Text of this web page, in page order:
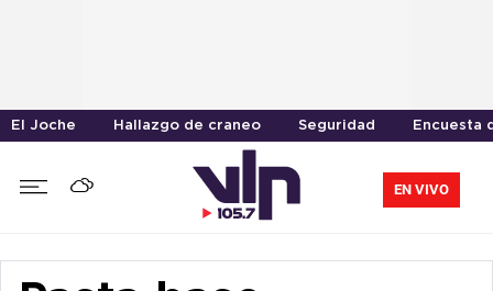
El Joche Hallazgo de craneo Seguridad Encuesta
EN VIVO